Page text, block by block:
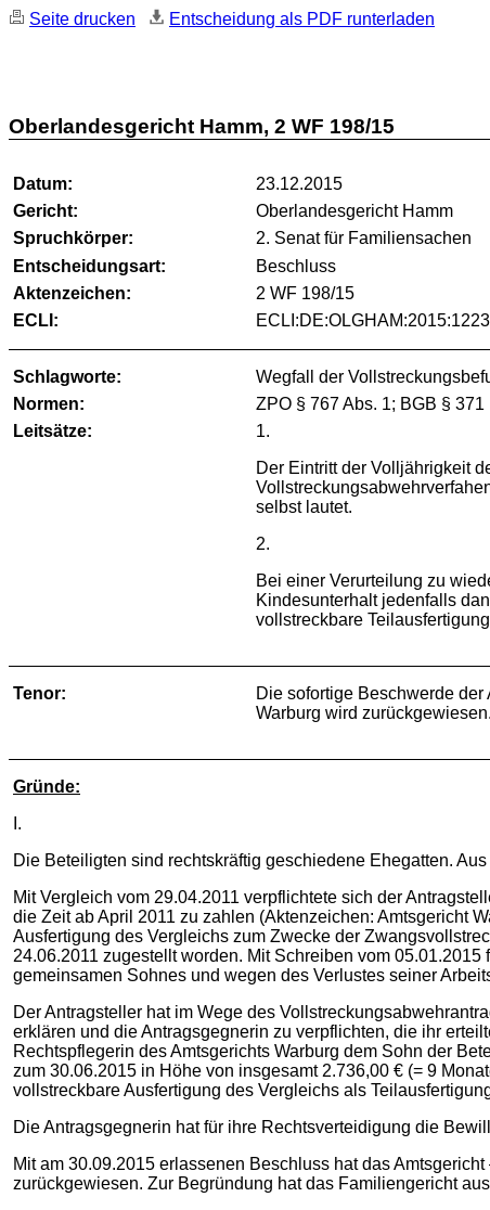
Seite drucken Entscheidung als PDF runterladen
Oberlandesgericht Hamm, 2 WF 198/15
Datum:
23.12.2015
Gericht:
Oberlandesgericht Hamm
Spruchkörper:
2. Senat für Familiensachen
Entscheidungsart:
Beschluss
Aktenzeichen:
2 WF 198/15
ECLI:
Schlagworte:
Wegfall der
Normen:
ZPO § 767 Abs. 1; BGB § 371
Leitsätze:
1.
Der Eintritt der Volljährigkeit
selbst lautet.
2.
Bei einer Verurteilung zu
Kindesunterhalt jedenfalls
vollstreckbare
Tenor:
Die sofortige Beschwerde
Warburg wird zurückgewiesen.
Gründe:
I.
Die Beteiligten sind rechtskräftig geschiedene Ehegatten.
Mit Vergleich vom 29.04.2011 verpflichtete sich der
die Zeit ab April 2011 zu zahlen (Aktenzeichen: Amtsgericht
Ausfertigung des Vergleichs zum Zwecke der
24.06.2011 zugestellt worden. Mit Schreiben vom
gemeinsamen Sohnes und wegen des Verlustes seiner
Der Antragsteller hat im Wege des
erklären und die Antragsgegnerin zu verpflichten, die ihr
Rechtspflegerin des Amtsgerichts Warburg dem Sohn der
zum 30.06.2015 in Höhe von insgesamt 2.736,00 € (= 9
vollstreckbare Ausfertigung des Vergleichs als
Die Antragsgegnerin hat für ihre Rechtsverteidigung die
Mit am 30.09.2015 erlassenen Beschluss hat das
zurückgewiesen. Zur Begründung hat das Familiengericht